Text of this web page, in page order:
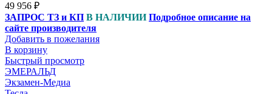
49 956 ₽
ЗАПРОС ТЗ и КП В НАЛИЧИИ Подробное описание на
сайте производителя
Добавить в пожелания
В корзину
Быстрый просмотр
ЭМЕРАЛЬД
Экзамен-Медиа